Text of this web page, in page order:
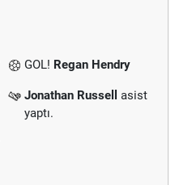
GOL! Regan Hendry
Jonathan Russell
asist
yaptı.